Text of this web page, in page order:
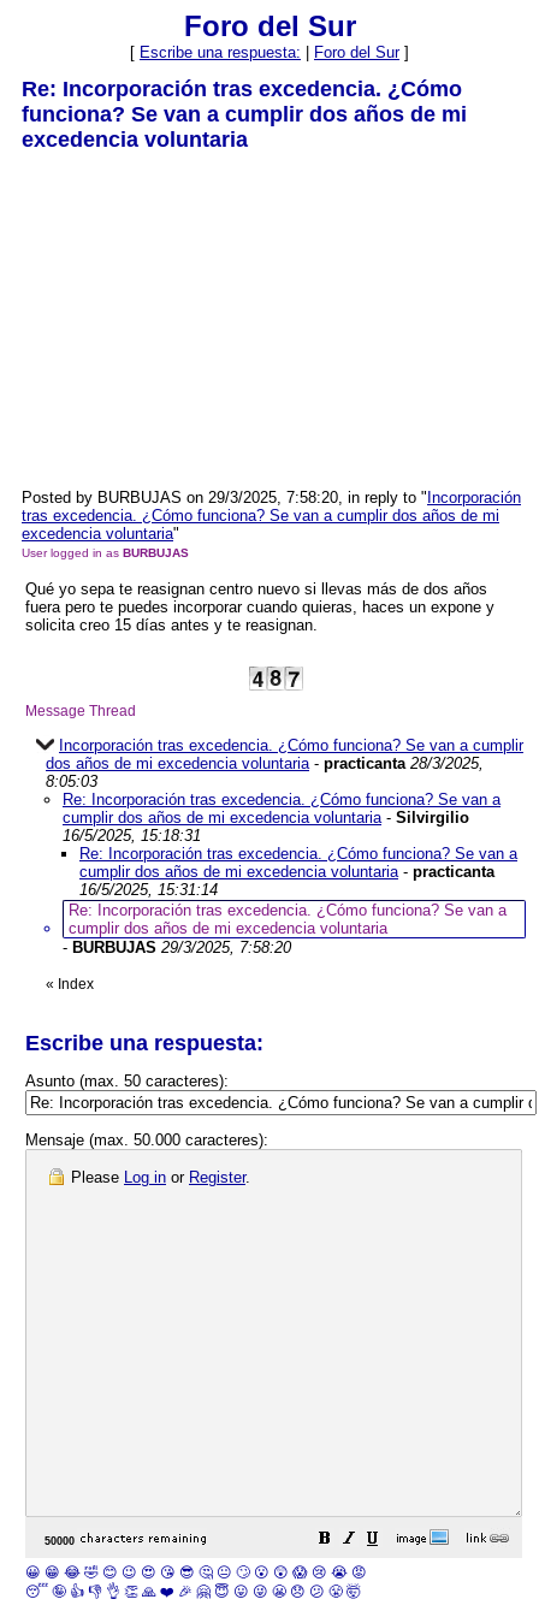
Foro del Sur
[ Escribe una respuesta: Foro del Sur]
Re: Incorporación tras excedencia. ¿Cómo
funciona? Se van a cumplir dos años de mi
excedencia voluntaria
Posted by BURBUJAS on 29/3/2025, 7:58:20, in reply to " Incorporación
tras excedencia. ¿Cómo funciona? Se van a cumplir dos años de mi
excedencia voluntaria"
User logged in as BURBUJAS
Qué yo sepa te reasignan centro nuevo si llevas más de dos años
fuera pero te puedes incorporar cuando quieras, haces un expone y
solicita creo 15 días antes y te reasignan.
Message Thread
Incorporación tras excedencia. ¿Cómo funciona? Se van a cumplir
dos años de mi excedencia voluntaria- practicanta 28/3/2025,
8:05:03
Re: Incorporación tras excedencia. ¿Cómo funciona? Se van a
cumplir dos años de mi excedencia voluntaria- Silvirgilio
16/5/2025, 15:18:31
Re: Incorporación tras excedencia. ¿Cómo funciona? Se van a
cumplir dos años de mi excedencia voluntaria- practicanta
16/5/2025, 15:31:14
Re: Incorporación tras excedencia. ¿Cómo funciona? Se van a
cumplir dos años de mi excedencia voluntaria
- BURBUJAS 29/3/2025, 7:58:20
« Index
Escribe una respuesta:
Asunto (max. 50 caracteres):
Mensaje (max. 50.000 caracteres):
Please Log in or Register.
😀 😁 😂 🤣 😊 😉 😍 😘 😎 🤔 😐 🙄 😮 😲 😱 😢 😭 😡
😴 🤪 👍 👎 👌 👏 🙏 ❤️ 🎉 🤗 😇 😛 😜 😬 😞 😕 😤 🤯